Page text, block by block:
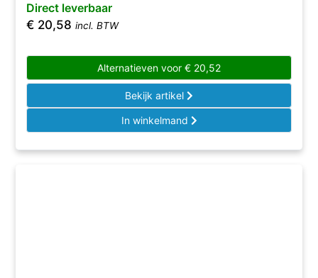
Direct leverbaar
€ 20,58 incl. BTW
Alternatieven voor € 20,52
Bekijk artikel
In winkelmand